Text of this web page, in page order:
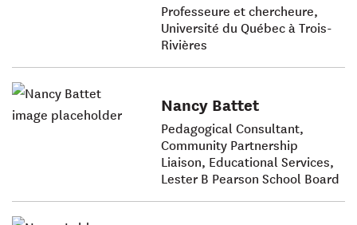
Professeure et chercheure,
Université du Québec à Trois-
Rivières
Nancy Battet
Pedagogical Consultant,
Community Partnership
Liaison, Educational Services,
Lester B Pearson School Board